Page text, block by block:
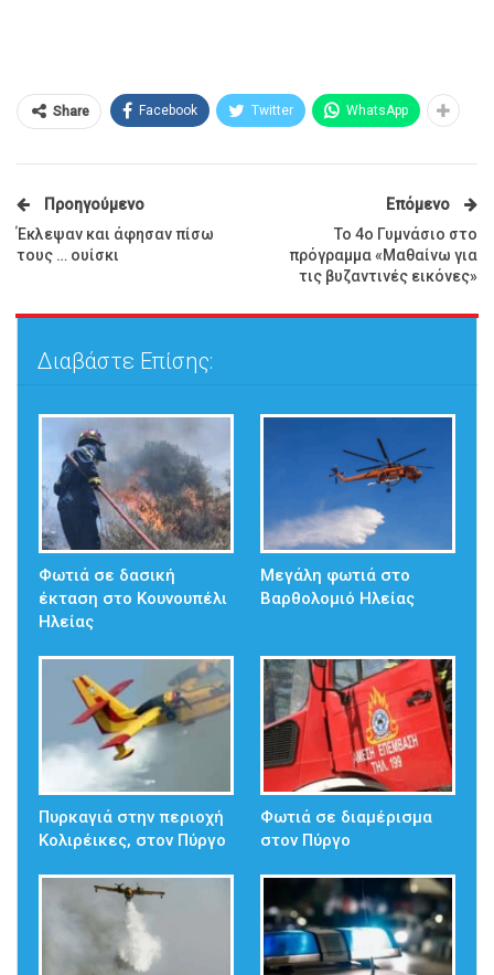
Share Facebook Twitter WhatsApp
Προηγούμενο
Έκλεψαν και άφησαν πίσω
τους … ουίσκι
Επόμενο
Το 4ο Γυμνάσιο στο
πρόγραμμα «Μαθαίνω για
τις βυζαντινές εικόνες»
Διαβάστε Επίσης:
Φωτιά σε δασική
έκταση στο Κουνουπέλι
Ηλείας
Μεγάλη φωτιά στο
Βαρθολομιό Ηλείας
Πυρκαγιά στην περιοχή
Κολιρέικες, στον Πύργο
Φωτιά σε διαμέρισμα
στον Πύργο